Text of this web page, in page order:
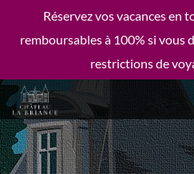
Réservez vos vacances en
remboursables à 100% si vous
restrictions de